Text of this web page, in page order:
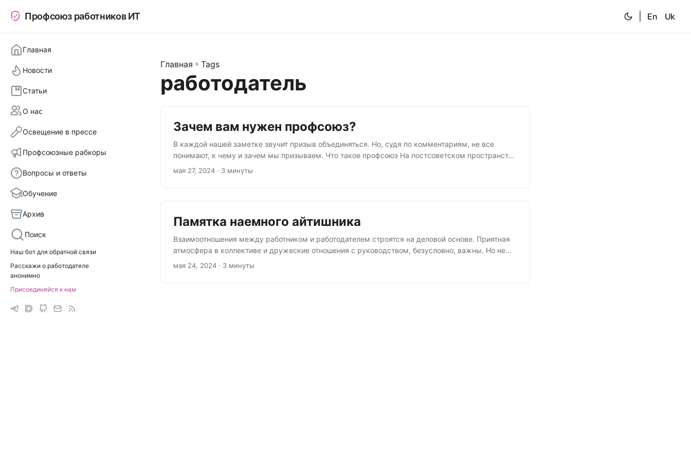
Профсоюз работников ИТ En Uk
Главная
Новости
Статьи
О нас
Освещение в прессе
Профсоюзные рабкоры
Вопросы и ответы
Обучение
Архив
Поиск
Наш бот для обратной связи
Расскажи о работодателе
анонимно
Присоединяйся к нам
Главная » Tags
работодатель
Зачем вам нужен профсоюз?
В каждой нашей заметке звучит призыв объединяться. Но, судя по комментариям, не все
понимают, к чему и зачем мы призываем. Что такое профсоюз На постсоветском пространстве
есть несколько устоявшихся представлений о профсоюзах: подарки на Новый год, путёвки в
мая 27, 2024 · 3 минуты
Памятка наемного айтишника
Взаимоотношения между работником и работодателем строятся на деловой основе. Приятная
атмосфера в коллективе и дружеские отношения с руководством, безусловно, важны. Но не
стоит забывать, что это коммерческие отношения, цель которых — обмен труда на
мая 24, 2024 · 3 минуты